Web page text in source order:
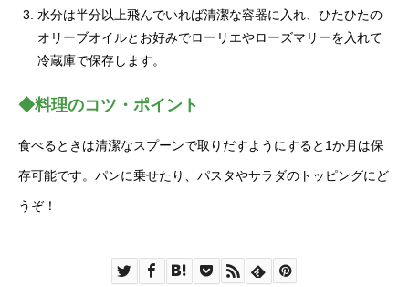
水分は半分以上飛んでいれば清潔な容器に入れ、ひたひたの
オリーブオイルとお好みでローリエやローズマリーを入れて
冷蔵庫で保存します。
◆料理のコツ・ポイント
食べるときは清潔なスプーンで取りだすようにすると1か月は保
存可能です。パンに乗せたり、パスタやサラダのトッピングにど
うぞ！